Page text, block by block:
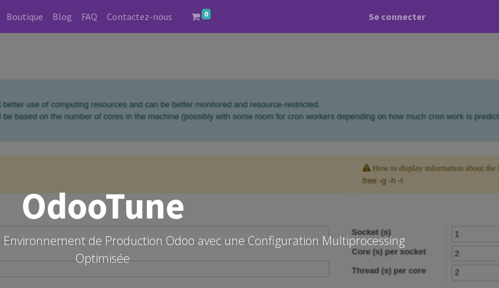
Boutique Blog FAQ Contactez-nous 0 Se connecter
OdooTune
de Production Odoo avec une Configuration Multiprocessing
Optimisée